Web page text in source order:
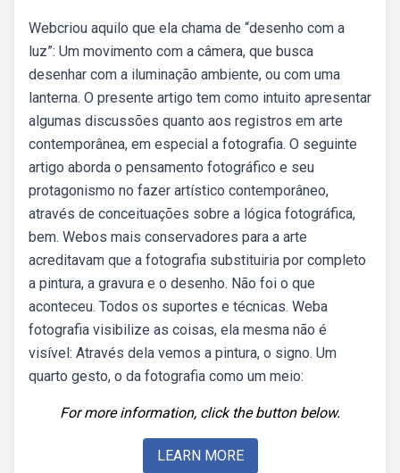
Webcriou aquilo que ela chama de “desenho com a
luz”: Um movimento com a câmera, que busca
desenhar com a iluminação ambiente, ou com uma
lanterna. O presente artigo tem como intuito apresentar
algumas discussões quanto aos registros em arte
contemporânea, em especial a fotografia. O seguinte
artigo aborda o pensamento fotográfico e seu
protagonismo no fazer artístico contemporâneo,
através de conceituações sobre a lógica fotográfica,
bem. Webos mais conservadores para a arte
acreditavam que a fotografia substituiria por completo
a pintura, a gravura e o desenho. Não foi o que
aconteceu. Todos os suportes e técnicas. Weba
fotografia visibilize as coisas, ela mesma não é
visível: Através dela vemos a pintura, o signo. Um
quarto gesto, o da fotografia como um meio:
For more information, click the button below.
LEARN MORE